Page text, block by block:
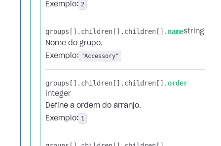
Exemplo: 2
groups[].​ children[].​ children[].​ namestring
Nome do grupo.
Exemplo: "Accessory"
groups[].​ children[].​ children[].​order
integer
Define a ordem do arranjo.
Exemplo: 1